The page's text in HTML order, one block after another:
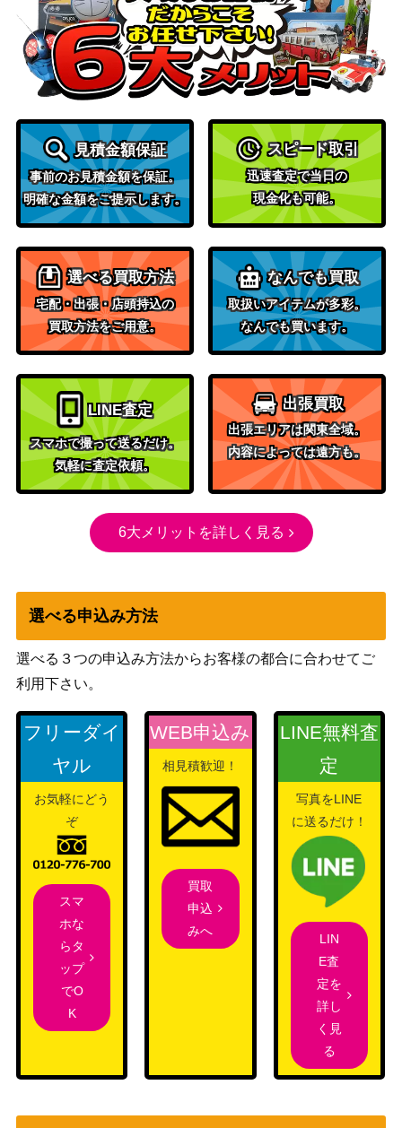
ス）
エシカの戦車/Esika’s Chariot【KHM】
《日》
（カルドハ
イム）
400
(114)真紅の鼓動の事件/Case of the Cr
imson Pulse[MKM]《日》
（カルロフ
邸殺人事
件）
700
ヨーグモスの墳墓、アーボーグ/Urbor
（基本セッ
ト2015）
1,200
ヤヴィマヤの沿岸/Yavimaya Coast[AP
C] 《日》
（アポカリ
プス）
400
《日》
ラード：真
紅の契り）
50
秘密を掘り下げる者/Delver of Secrets
旧枠 [INR-BF]《日》
ウィザー
ズ・オブ・
ザ・コース
（イニスト
ラード・リ
1,000
[Foil]龍の創始/Dracogenesis ハロー・
Foil[TDM-BF]《日》
ト
ル：龍嵐
12,000
[Foil]忍耐/Endurance [MH2]《日》
（モダンホ
ライゾン2）
輝かしい天使/Resplendent Angel【M1
9】
（基本セッ
ト2019）
800
寓話の小道/Fabled Passage【ELD】
（エルドレ
血統の守り手/Bloodline Keeper：系統
の王/Lord of Lineage【ISD】《日》
［Foil］黄金架のドラゴン/Goldspan D
Wizards
イム）
見積金額保証
事前のお見積金額を保証。
明確な金額をご提示します。
スピード取引
迅速査定で当日の
現金化も可能。
選べる買取方法
宅配・出張・店頭持込の
買取方法をご用意。
なんでも買取
取扱いアイテムが多彩。
なんでも買います。
LINE査定
スマホで撮って送るだけ。
気軽に査定依頼。
出張買取
出張エリアは関東全域。
内容によっては遠方も。
6大メリットを詳しく見る
選べる申込み方法
選べる３つの申込み方法からお客様の都合に合わせてご
利用下さい。
フリーダイ
ヤル
お気軽にどう
ぞ
スマ
ホな
らタ
ップ
でO
K
WEB申込み
相見積歓迎！
買取
申込
みへ
LINE無料査
定
写真をLINE
に送るだけ！
LIN
E査
定を
詳し
く見
る